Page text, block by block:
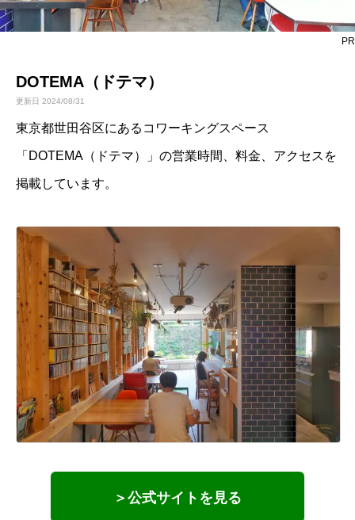
PR
DOTEMA（ドテマ）
更新日 2024/08/31
東京都世田谷区にあるコワーキングスペース
「DOTEMA（ドテマ）」の営業時間、料金、アクセスを
掲載しています。
＞公式サイトを見る